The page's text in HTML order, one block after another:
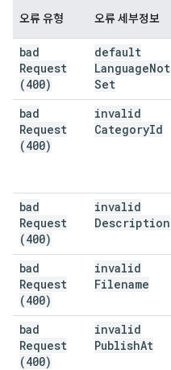
오류 유형 오류 세부정보
bad
Request
(400)
default
LanguageNot
Set
bad
Request
(400)
invalid
CategoryId
bad
Request
(400)
invalid
Description
bad
Request
(400)
invalid
Filename
bad
Request
(400)
invalid
PublishAt